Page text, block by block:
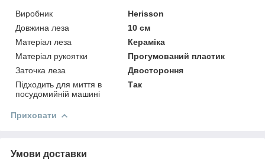
Виробник
Herisson
Довжина леза
10 см
Матеріал леза
Кераміка
Матеріал рукоятки
Прогумований пластик
Заточка леза
Двостороння
Підходить для миття в
посудомийній машині
Так
Приховати
Умови доставки